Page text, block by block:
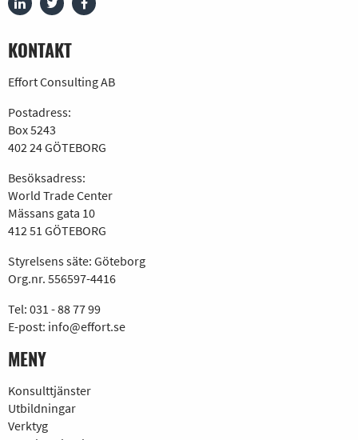
KONTAKT
Effort Consulting AB
Postadress:
Box 5243
402 24 GÖTEBORG
Besöksadress:
World Trade Center
Mässans gata 10
412 51 GÖTEBORG
Styrelsens säte: Göteborg
Org.nr. 556597-4416
Tel: 031 - 88 77 99
E-post: info@effort.se
MENY
Konsulttjänster
Utbildningar
Verktyg